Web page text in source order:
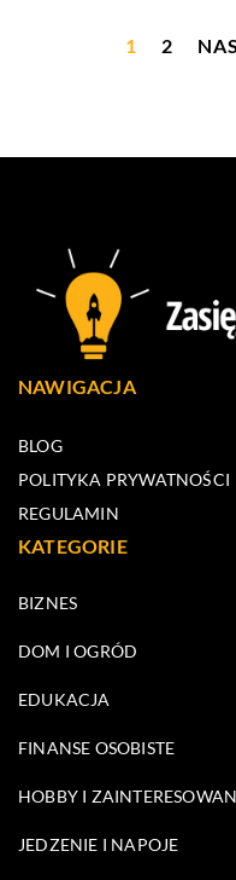
1 2
NAWIGACJA
BLOG
POLITYKA PRYWATNOŚCI
REGULAMIN
KATEGORIE
BIZNES
DOM I OGRÓD
EDUKACJA
FINANSE OSOBISTE
HOBBY I
JEDZENIE I NAPOJE